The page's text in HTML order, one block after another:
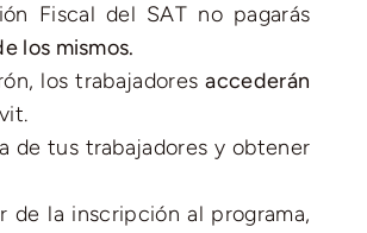
Fiscal del SAT no pagarás
los mismos.
los trabajadoresaccederán
de tus trabajadores y obtener
de la inscripción al programa,